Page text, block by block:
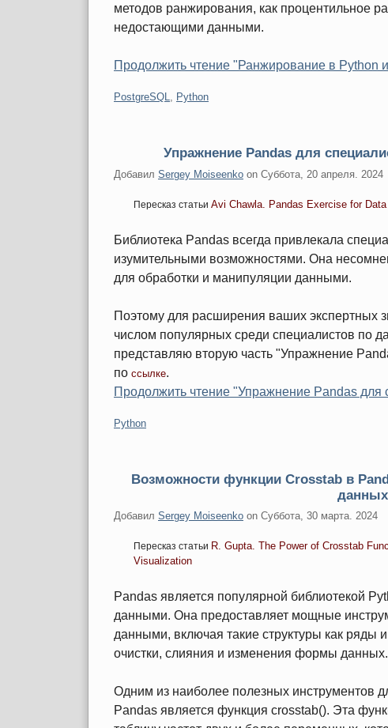
методов ранжирования, как процентильное
недостающими данными.
Продолжить чтение "Ранжирование в Python
Категории:
PostgreSQL Python
Упражнение Pandas для
Добавил Sergey Moiseenko on Суббота, 20 апреля. 2024
Пересказ статьи Avi Chawla. Pandas Exercise for
Библиотека Pandas всегда привлекала
изумительными возможностями. Она
для обработки и манипуляции данными.
Поэтому для расширения ваших экспертных
числом популярных среди специалистов по
представляю вторую часть "Упражнение
по ссылке.
Продолжить чтение "Упражнение Pandas
Категории:
Python
Возможности функции Crosstab в
данных
Добавил Sergey Moiseenko on Суббота, 30 марта. 2024
Пересказ статьи R. Gupta. The Power of Crosstab
Visualization
Pandas является популярной библиотекой
данными. Она предоставляет мощные
данными, включая такие структуры как
очистки, слияния и изменения формы данных.
Одним из наиболее полезных инструментов
Pandas является функция crosstab(). Эта